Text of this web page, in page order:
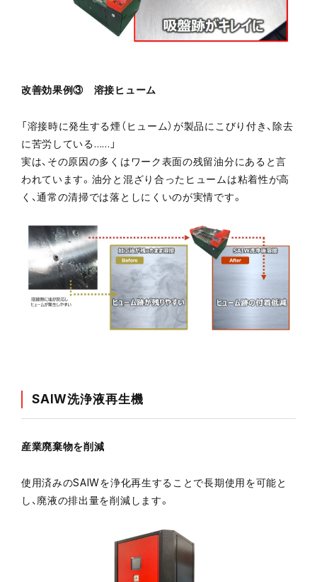
改善効果例③ 溶接ヒューム
「溶接時に発生する煙（ヒューム）が製品にこびり付き、除去
に苦労している……」
実は、その原因の多くはワーク表面の残留油分にあると言
われています。油分と混ざり合ったヒュームは粘着性が高
く、通常の清掃では落としにくいのが実情です。
SAIW洗浄液再生機
産業廃棄物を削減
使用済みのSAIWを浄化再生することで長期使用を可能と
し、廃液の排出量を削減します。